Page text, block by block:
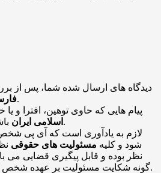
دیدگاه های ارسال شده شما، پس از
منتشر خواهد شد.
پیام هایی که حاوی توهین، افترا و یا
اسلامی ایران باشد منتشر نخواهد شد.
لازم به یادآوری است که آی پی
شود و کلیه مسئولیت های حقوقی
نظر بوده و قابل پیگیری قضایی می
گونه شکایت مسئولیت بر عهده شخص نظر دهنده خواهد بود.